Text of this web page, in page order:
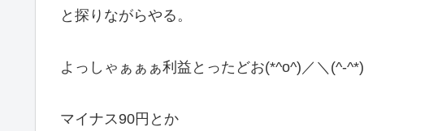
と探りながらやる。
よっしゃぁぁぁ利益とったどお(*^o^)／＼(^-^*)
マイナス90円とか